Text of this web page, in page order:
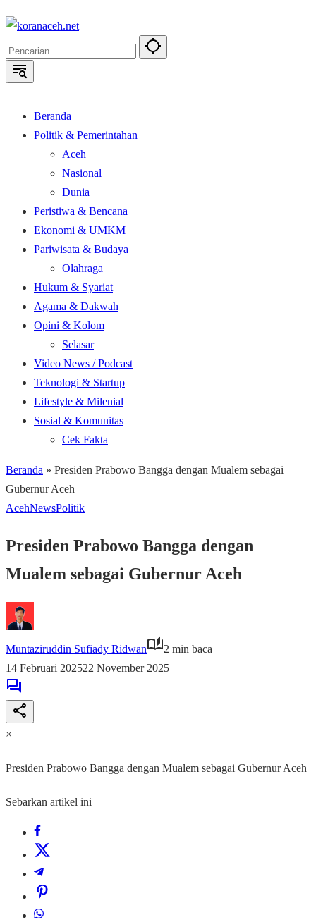
Langsung
konten
Beranda
Politik & Pemerintahan
Aceh
Nasional
Dunia
Peristiwa & Bencana
Ekonomi & UMKM
Pariwisata & Budaya
Olahraga
Hukum & Syariat
Agama & Dakwah
Opini & Kolom
Selasar
Video News / Podcast
Teknologi & Startup
Lifestyle & Milenial
Sosial & Komunitas
Cek Fakta
Beranda » Presiden Prabowo Bangga dengan Mualem sebagai
Gubernur Aceh
AcehNewsPolitik
Presiden Prabowo Bangga dengan
Mualem sebagai Gubernur Aceh
Muntaziruddin Sufiady Ridwan
2 min baca
14 Februari 202522 November 2025
×
Presiden Prabowo Bangga dengan Mualem sebagai Gubernur Aceh
Sebarkan artikel ini